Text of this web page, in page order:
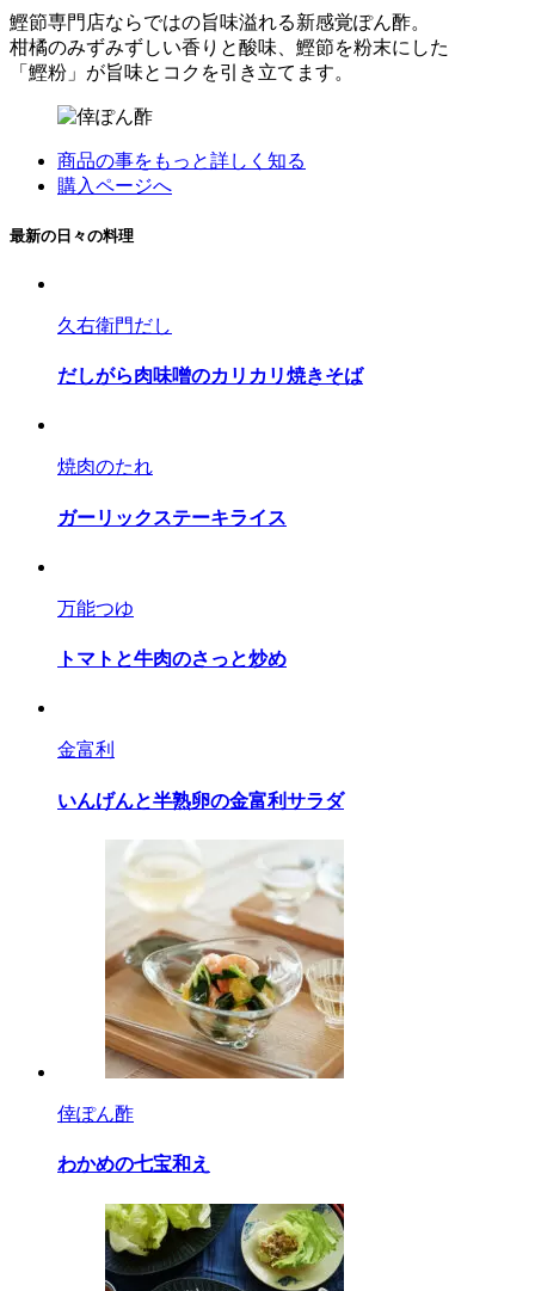
鰹節専門店ならではの旨味溢れる新感覚ぽん酢。
柑橘のみずみずしい香りと酸味、鰹節を粉末にした
「鰹粉」が旨味とコクを引き立てます。
商品の事をもっと詳しく知る
購入ページへ
最新の日々の料理
久右衛門だし
だしがら肉味噌のカリカリ焼きそば
焼肉のたれ
ガーリックステーキライス
万能つゆ
トマトと牛肉のさっと炒め
金富利
いんげんと半熟卵の金富利サラダ
倖ぽん酢
わかめの七宝和え